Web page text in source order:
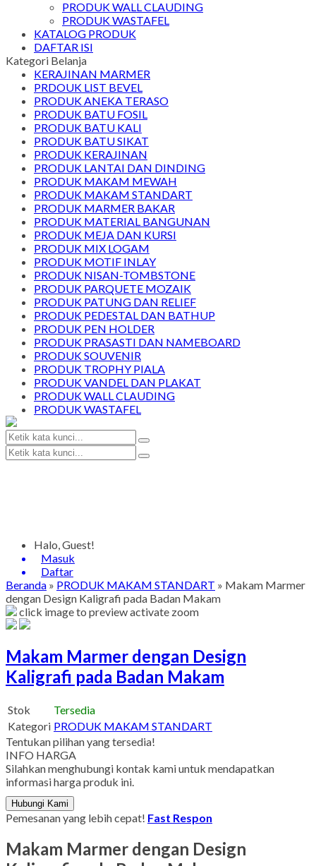
PRODUK WALL CLAUDING
PRODUK WASTAFEL
KATALOG PRODUK
DAFTAR ISI
Kategori Belanja
KERAJINAN MARMER
PRDOUK LIST BEVEL
PRODUK ANEKA TERASO
PRODUK BATU FOSIL
PRODUK BATU KALI
PRODUK BATU SIKAT
PRODUK KERAJINAN
PRODUK LANTAI DAN DINDING
PRODUK MAKAM MEWAH
PRODUK MAKAM STANDART
PRODUK MARMER BAKAR
PRODUK MATERIAL BANGUNAN
PRODUK MEJA DAN KURSI
PRODUK MIX LOGAM
PRODUK MOTIF INLAY
PRODUK NISAN-TOMBSTONE
PRODUK PARQUETE MOZAIK
PRODUK PATUNG DAN RELIEF
PRODUK PEDESTAL DAN BATHUP
PRODUK PEN HOLDER
PRODUK PRASASTI DAN NAMEBOARD
PRODUK SOUVENIR
PRODUK TROPHY PIALA
PRODUK VANDEL DAN PLAKAT
PRODUK WALL CLAUDING
PRODUK WASTAFEL
Halo, Guest!
Masuk
Daftar
Beranda » PRODUK MAKAM STANDART » Makam Marmer
dengan Design Kaligrafi pada Badan Makam
click image to previewactivate zoom
Makam Marmer dengan Design
Kaligrafi pada Badan Makam
Stok
Tersedia
Kategori PRODUK MAKAM STANDART
Tentukan pilihan yang tersedia!
INFO HARGA
Silahkan menghubungi kontak kami untuk mendapatkan
informasi harga produk ini.
Hubungi Kami
Pemesanan yang lebih cepat! Fast Respon
Makam Marmer dengan Design